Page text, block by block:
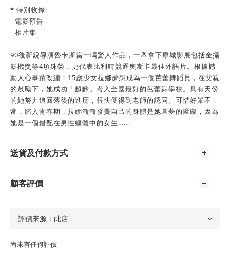
* 特別收錄:
- 電影預告
- 相片集
90後新銳導演魯卡斯當一鳴驚人作品，一舉拿下康城影展包括金攝
影機獎等4項殊榮，更代表比利時競逐奧斯卡最佳外語片。根據撼
動人心事蹟改編：15歲少女拉娜夢想成為一個芭蕾舞蹈員，在父親
的鼓勵下，她成功「超齡」考入全國最好的芭蕾舞學校。具有天份
的她努力追回落後的進度，很快便得到老師的認同。可惜好景不
常，踏入青春期，拉娜漸漸發覺自己的身體是她圓夢的障礙，因為
她是一個錯配在男性軀體中的女生……
送貨及付款方式
顧客評價
尚未有任何評價